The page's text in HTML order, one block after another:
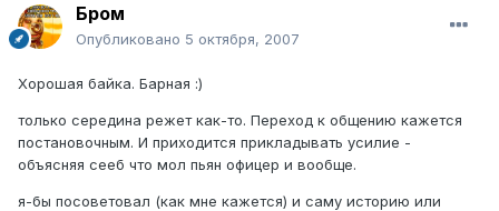
Бром
Опубликовано 5 октября, 2007
Хорошая байка. Барная :)
только середина режет как-то. Переход к общению кажется
постановочным. И приходится прикладывать усилие -
объясняя сееб что мол пьян офицер и вообще.
я-бы посоветовал (как мне кажется) и саму историю или